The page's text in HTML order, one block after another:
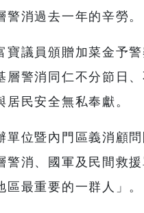
消過去一年的辛勞。
寶議員頒贈加菜金予
層警消同仁不分節日
民安全無私奉獻。
單位暨內門區義消顧
警消、國軍及民間救
最重要的一群人」。